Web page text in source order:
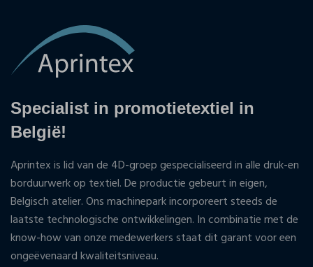
Specialist in promotietextiel in
België!
Aprintex is lid van de 4D-groep gespecialiseerd in alle druk-en
borduurwerk op textiel. De productie gebeurt in eigen,
Belgisch atelier. Ons machinepark incorporeert steeds de
laatste technologische ontwikkelingen. In combinatie met de
know-how van onze medewerkers staat dit garant voor een
ongeëvenaard kwaliteitsniveau.